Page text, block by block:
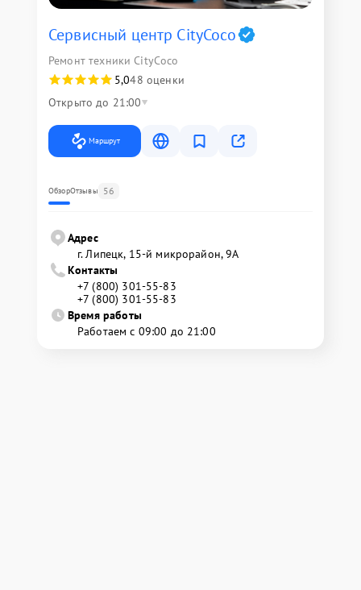
Сервисный центр CityCoco
Ремонт техники CityCoco
5,048 оценки
Открыто до 21:00
Маршрут
ОбзорОтзывы 56
Адрес
г. Липецк, 15-й микрорайон, 9А
Контакты
+7 (800) 301-55-83
+7 (800) 301-55-83
Время работы
Работаем с 09:00 до 21:00